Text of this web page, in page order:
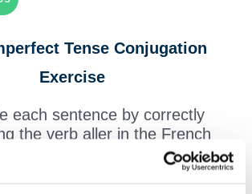
Tense Conjugation
Exercise
each sentence by correctly
the verb aller in the French
tense (imparfait).